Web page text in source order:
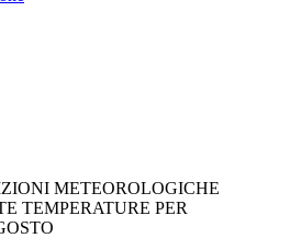
METEOROLOGICHE
TEMPERATURE PER